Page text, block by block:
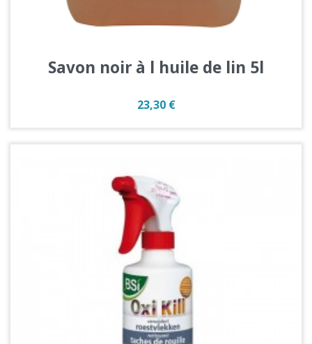
Savon noir à l huile de lin 5l
Prix
23,30 €